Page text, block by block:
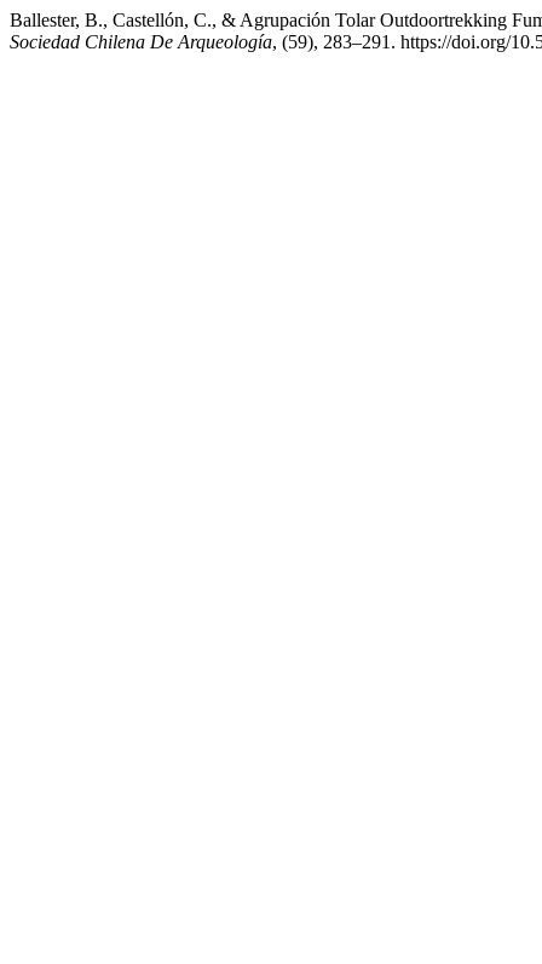
Ballester, B., Castellón, C., & Agrupación Tolar Outdoortrekking
Sociedad Chilena De Arqueología, (59), 283–291. https://doi.org/